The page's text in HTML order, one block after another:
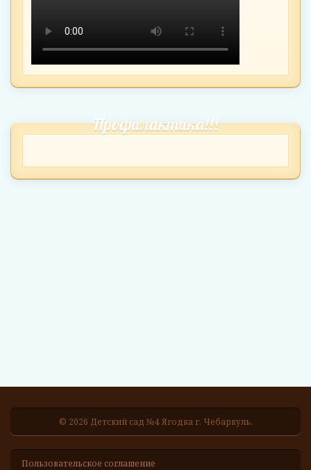
Профилактика!!!
© 2026 Детский сад №4 Ягодка г. Чебаркуль.
Пользовательское соглашение